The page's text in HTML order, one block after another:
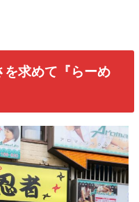
を求めて『らーめ